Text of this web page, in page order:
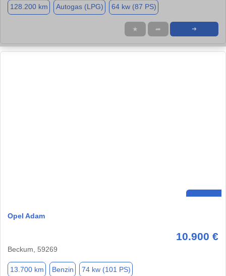
128.200 km Autogas (LPG) 64 kw (87 PS)
★ ➦ ➜
Opel Adam
10.900 €
Beckum, 59269
13.700 km Benzin 74 kw (101 PS)